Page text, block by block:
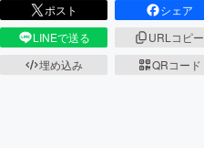
ポスト
シェア
LINEで送る
URLコピー
埋め込み
QRコード